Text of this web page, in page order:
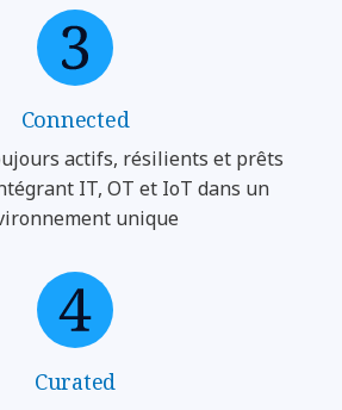
Connected
actifs, résilients et prêts
IT, OT et IoT dans un
unique
Curated